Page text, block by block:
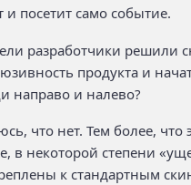
и посетит само событие.
разработчики решили
продукта и
направо и налево?
что нет. Тем более, что
в некоторой степени
к стандартным